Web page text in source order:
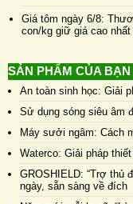
Giá tôm ngày 6/8:
con/kg giữ giá cao nhất
SẢN PHẨM CỦA BẠN
An toàn sinh học: Giải
Sử dụng sóng siêu âm
Máy sưởi ngâm: Cách
Waterco: Giải pháp
GROSHIELD: “Trợ thủ
ngày, sẵn sàng về đích